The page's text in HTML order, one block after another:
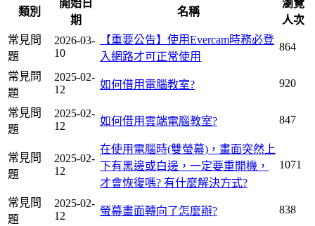
類別
開始日
期
名稱
瀏覽
人次
常見問
題
2026-03-
10
【重要公告】使用Evercam時務必登
入網路才可正常使用
864
常見問
題
2025-02-
12
如何借用電腦教室? 920
常見問
題
2025-02-
12
如何借用雲端電腦教室? 847
常見問
題
2025-02-
12
在使用電腦時(雙螢幕)，畫面突然上
下有黑邊或白邊，一定要重開機，
才會恢復嗎? 有什麼解決方式?
1071
常見問
題
2025-02-
12
螢幕畫面轉向了怎麼辦? 838